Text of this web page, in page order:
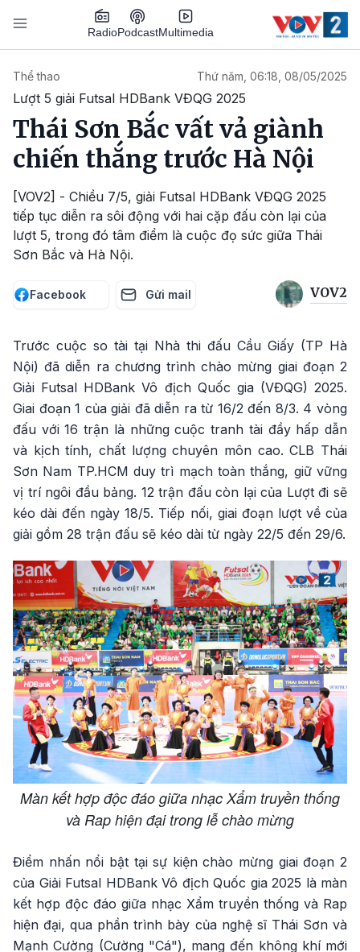
Nhảy đến nội dung
RadioPodcastMultimedia
Thể thao Thứ năm, 06:18, 08/05/2025
Lượt 5 giải Futsal HDBank VĐQG 2025
Thái Sơn Bắc vất vả giành
chiến thắng trước Hà Nội
[VOV2] - Chiều 7/5, giải Futsal HDBank VĐQG 2025
tiếp tục diễn ra sôi động với hai cặp đấu còn lại của
lượt 5, trong đó tâm điểm là cuộc đọ sức giữa Thái
Sơn Bắc và Hà Nội.
Facebook Gửi mail VOV2
Trước cuộc so tài tại Nhà thi đấu Cầu Giấy (TP Hà
Nội) đã diễn ra chương trình chào mừng giai đoạn 2
Giải Futsal HDBank Vô địch Quốc gia (VĐQG) 2025.
Giai đoạn 1 của giải đã diễn ra từ 16/2 đến 8/3. 4 vòng
đấu với 16 trận là những cuộc tranh tài đầy hấp dẫn
và kịch tính, chất lượng chuyên môn cao. CLB Thái
Sơn Nam TP.HCM duy trì mạch toàn thắng, giữ vững
vị trí ngôi đầu bảng. 12 trận đấu còn lại của Lượt đi sẽ
kéo dài đến ngày 18/5. Tiếp nối, giai đoạn lượt về của
giải gồm 28 trận đấu sẽ kéo dài từ ngày 22/5 đến 29/6.
Màn kết hợp độc đáo giữa nhạc Xẩm truyền thống
và Rap hiện đại trong lễ chào mừng
Điểm nhấn nổi bật tại sự kiện chào mừng giai đoạn 2
của Giải Futsal HDBank Vô địch Quốc gia 2025 là màn
kết hợp độc đáo giữa nhạc Xẩm truyền thống và Rap
hiện đại, qua phần trình bày của nghệ sĩ Thái Sơn và
Mạnh Cường (Cường "Cá"), mang đến không khí mới